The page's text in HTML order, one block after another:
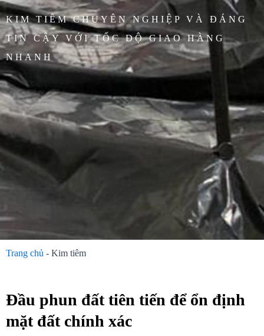
KIM TIÊM CHUYÊN NGHIỆP VÀ ĐÁNG
TIN CẬY VỚI TỐC ĐỘ GIAO HÀNG
NHANH
Trang chủ - Kim tiêm
Đầu phun đất tiên tiến để ổn định
mặt đất chính xác